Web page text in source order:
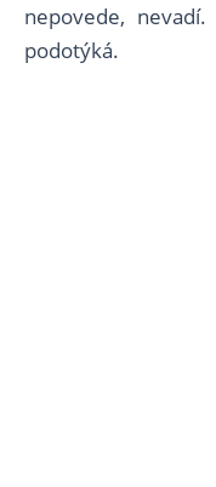
nepovede,
podotýká.